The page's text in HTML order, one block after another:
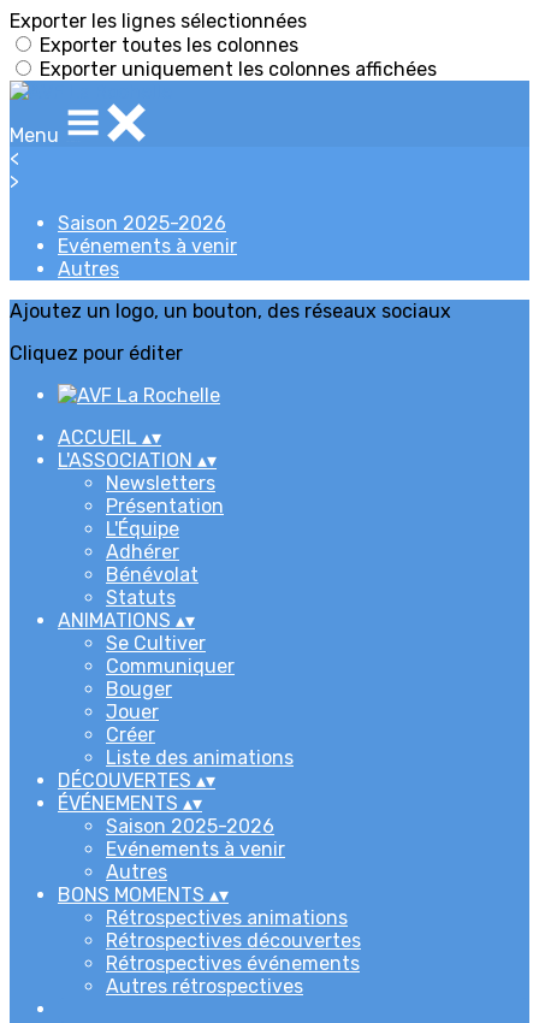
Exporter les lignes sélectionnées
Exporter toutes les colonnes
Exporter uniquement les colonnes affichées
Menu
<
>
Saison 2025-2026
Evénements à venir
Autres
Ajoutez un logo, un bouton, des réseaux sociaux
Cliquez pour éditer
ACCUEIL ▴▾
L'ASSOCIATION ▴▾
Newsletters
Présentation
L'Équipe
Adhérer
Bénévolat
Statuts
ANIMATIONS ▴▾
Se Cultiver
Communiquer
Bouger
Jouer
Créer
Liste des animations
DÉCOUVERTES ▴▾
ÉVÉNEMENTS ▴▾
Saison 2025-2026
Evénements à venir
Autres
BONS MOMENTS ▴▾
Rétrospectives animations
Rétrospectives découvertes
Rétrospectives événements
Autres rétrospectives